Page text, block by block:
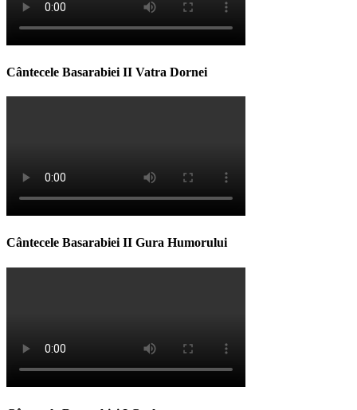
Cântecele Basarabiei II Vatra Dornei
Cântecele Basarabiei II Gura Humorului